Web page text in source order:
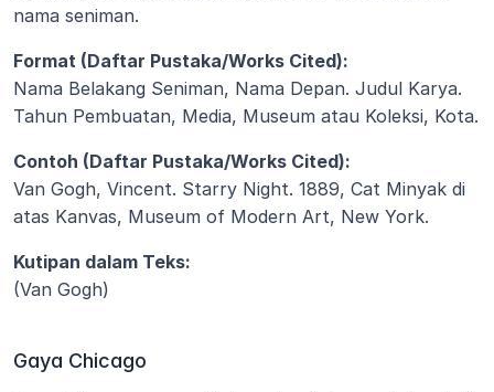
nama seniman.
Format (Daftar Pustaka/Works Cited):
Nama Belakang Seniman, Nama Depan. Judul Karya.
Tahun Pembuatan, Media, Museum atau Koleksi, Kota.
Contoh (Daftar Pustaka/Works Cited):
Van Gogh, Vincent. Starry Night. 1889, Cat Minyak di
atas Kanvas, Museum of Modern Art, New York.
Kutipan dalam Teks:
(Van Gogh)
Gaya Chicago